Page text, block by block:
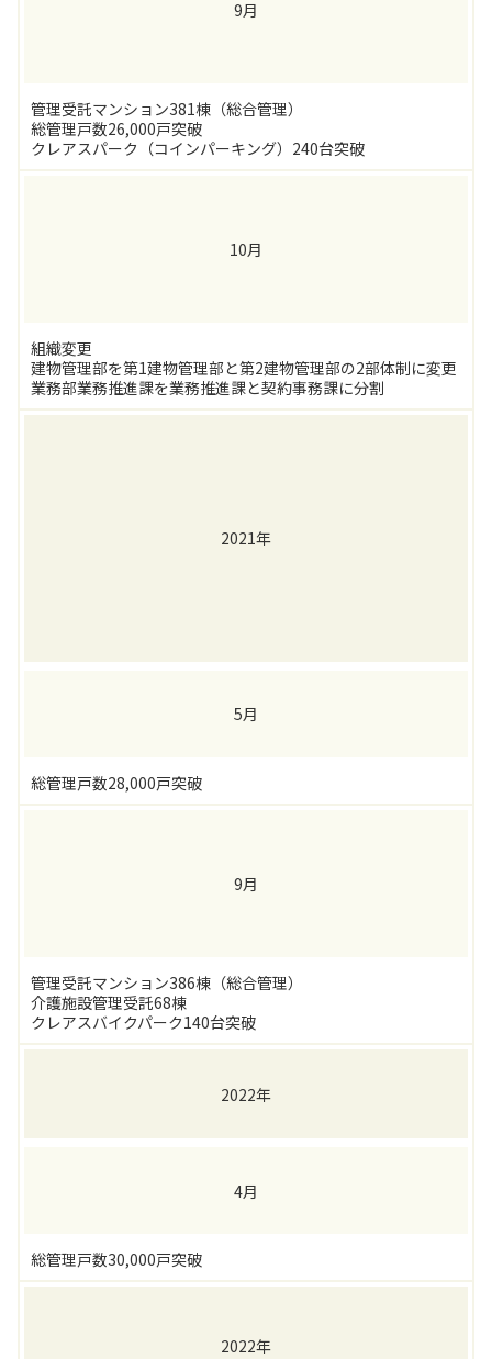
9月
管理受託マンション381棟（総合管理）
総管理戸数26,000戸突破
クレアスパーク（コインパーキング）240台突破
10月
組織変更
建物管理部を第1建物管理部と第2建物管理部の2部体制に変更
業務部業務推進課を業務推進課と契約事務課に分割
2021年
5月
総管理戸数28,000戸突破
9月
管理受託マンション386棟（総合管理）
介護施設管理受託68棟
クレアスバイクパーク140台突破
2022年
4月
総管理戸数30,000戸突破
2022年